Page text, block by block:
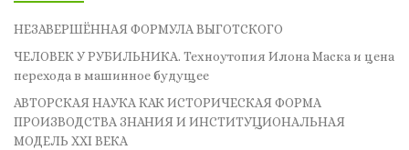
НЕЗАВЕРШЁННАЯ ФОРМУЛА ВЫГОТСКОГО
ЧЕЛОВЕК У РУБИЛЬНИКА. Техноутопия Илона Маска и цена
перехода в машинное будущее
АВТОРСКАЯ НАУКА КАК ИСТОРИЧЕСКАЯ ФОРМА
ПРОИЗВОДСТВА ЗНАНИЯ И ИНСТИТУЦИОНАЛЬНАЯ
МОДЕЛЬ XXI ВЕКА